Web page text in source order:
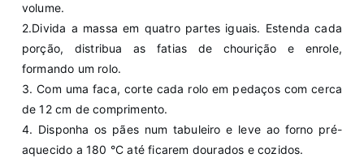
volume.
2️.Divida a massa em quatro partes iguais. Estenda cada
porção, distribua as fatias de chourição e enrole,
formando um rolo.
3️. Com uma faca, corte cada rolo em pedaços com cerca
de 12 cm de comprimento.
4️. Disponha os pães num tabuleiro e leve ao forno pré-
aquecido a 180 °C até ficarem dourados e cozidos.